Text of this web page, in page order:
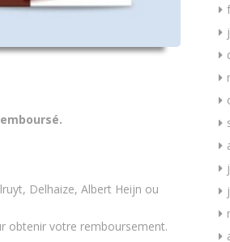
Delhaize, Albert Heijn ou
obtenir votre remboursement.